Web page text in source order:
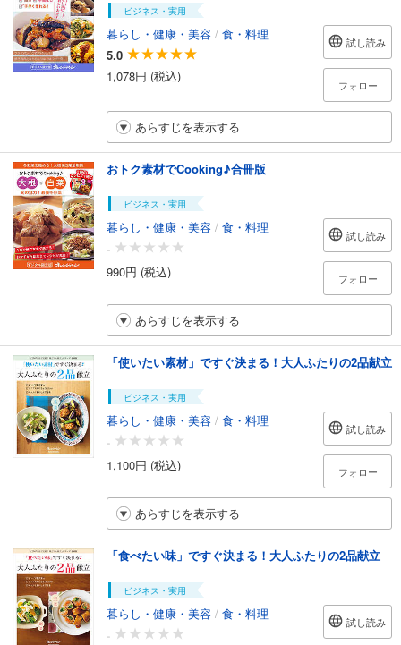
ビジネス・実用
暮らし・健康・美容 / 食・料理
5.0
1,078円 (税込)
試し読み
フォロー
あらすじを表示する
おトク素材でCooking♪合冊版
ビジネス・実用
暮らし・健康・美容 / 食・料理
-
990円 (税込)
試し読み
フォロー
あらすじを表示する
「使いたい素材」ですぐ決まる！大人ふたりの2品献立
ビジネス・実用
暮らし・健康・美容 / 食・料理
-
1,100円 (税込)
試し読み
フォロー
あらすじを表示する
「食べたい味」ですぐ決まる！大人ふたりの2品献立
ビジネス・実用
暮らし・健康・美容 / 食・料理
-
試し読み